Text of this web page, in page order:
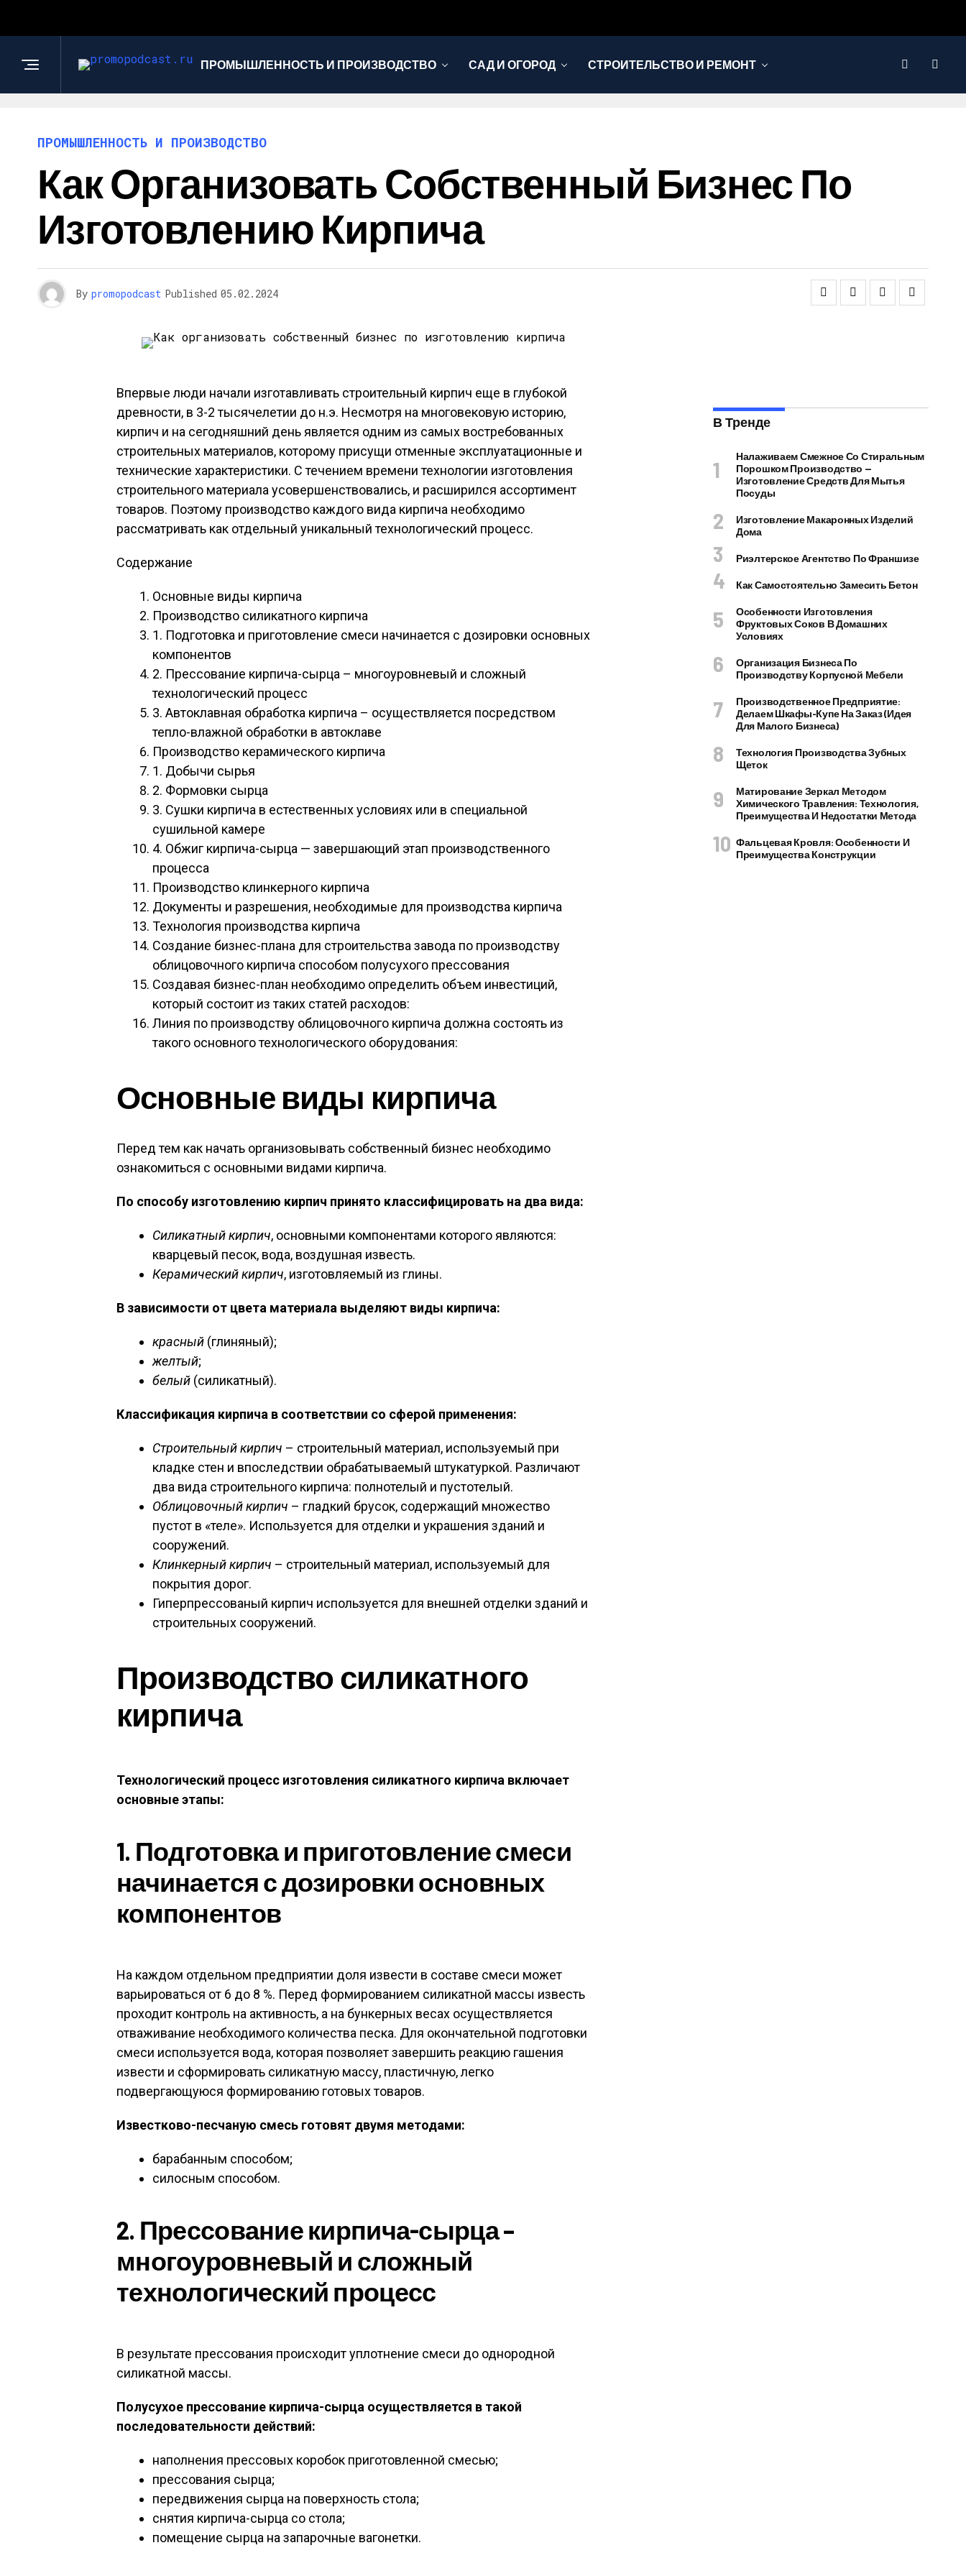
ПРОМЫШЛЕННОСТЬ И ПРОИЗВОДСТВО САД И ОГОРОД СТРОИТЕЛЬСТВО И РЕМОНТ
ПРОМЫШЛЕННОСТЬ И ПРОИЗВОДСТВО
Как Организовать Собственный Бизнес По
Изготовлению Кирпича
By promopodcast Published 05.02.2024
Впервые люди начали изготавливать строительный кирпич еще в глубокой
древности, в 3-2 тысячелетии до н.э. Несмотря на многовековую историю,
кирпич и на сегодняшний день является одним из самых востребованных
строительных материалов, которому присущи отменные эксплуатационные и
технические характеристики. С течением времени технологии изготовления
строительного материала усовершенствовались, и расширился ассортимент
товаров. Поэтому производство каждого вида кирпича необходимо
рассматривать как отдельный уникальный технологический процесс.
Содержание
Основные виды кирпича
Производство силикатного кирпича
1. Подготовка и приготовление смеси начинается с дозировки основных
компонентов
2. Прессование кирпича-сырца – многоуровневый и сложный
технологический процесс
3. Автоклавная обработка кирпича – осуществляется посредством
тепло-влажной обработки в автоклаве
Производство керамического кирпича
1. Добычи сырья
2. Формовки сырца
3. Сушки кирпича в естественных условиях или в специальной
сушильной камере
4. Обжиг кирпича-сырца — завершающий этап производственного
процесса
Производство клинкерного кирпича
Документы и разрешения, необходимые для производства кирпича
Технология производства кирпича
Создание бизнес-плана для строительства завода по производству
облицовочного кирпича способом полусухого прессования
Создавая бизнес-план необходимо определить объем инвестиций,
который состоит из таких статей расходов:
Линия по производству облицовочного кирпича должна состоять из
такого основного технологического оборудования:
Основные виды кирпича
Перед тем как начать организовывать собственный бизнес необходимо
ознакомиться с основными видами кирпича.
По способу изготовлению кирпич принято классифицировать на два вида:
Силикатный кирпич, основными компонентами которого являются:
кварцевый песок, вода, воздушная известь.
Керамический кирпич, изготовляемый из глины.
В зависимости от цвета материала выделяют виды кирпича:
красный (глиняный);
желтый;
белый (силикатный).
Классификация кирпича в соответствии со сферой применения:
Строительный кирпич – строительный материал, используемый при
кладке стен и впоследствии обрабатываемый штукатуркой. Различают
два вида строительного кирпича: полнотелый и пустотелый.
Облицовочный кирпич – гладкий брусок, содержащий множество
пустот в «теле». Используется для отделки и украшения зданий и
сооружений.
Клинкерный кирпич – строительный материал, используемый для
покрытия дорог.
Гиперпрессованый кирпич используется для внешней отделки зданий и
строительных сооружений.
Производство силикатного
кирпича
Технологический процесс изготовления силикатного кирпича включает
основные этапы:
1. Подготовка и приготовление смеси
начинается с дозировки основных
компонентов
На каждом отдельном предприятии доля извести в составе смеси может
варьироваться от 6 до 8 %. Перед формированием силикатной массы известь
проходит контроль на активность, а на бункерных весах осуществляется
отваживание необходимого количества песка. Для окончательной подготовки
смеси используется вода, которая позволяет завершить реакцию гашения
извести и сформировать силикатную массу, пластичную, легко
подвергающуюся формированию готовых товаров.
Известково-песчаную смесь готовят двумя методами:
барабанным способом;
силосным способом.
2. Прессование кирпича-сырца –
многоуровневый и сложный
технологический процесс
В результате прессования происходит уплотнение смеси до однородной
силикатной массы.
Полусухое прессование кирпича-сырца осуществляется в такой
последовательности действий:
наполнения прессовых коробок приготовленной смесью;
прессования сырца;
передвижения сырца на поверхность стола;
снятия кирпича-сырца со стола;
помещение сырца на запарочные вагонетки.
В Тренде
Налаживаем Смежное Со Стиральным
Порошком Производство —
Изготовление Средств Для Мытья
Посуды
Изготовление Макаронных Изделий
Дома
Риэлтерское Агентство По Франшизе
Как Самостоятельно Замесить Бетон
Особенности Изготовления
Фруктовых Соков В Домашних
Условиях
Организация Бизнеса По
Производству Корпусной Мебели
Производственное Предприятие:
Делаем Шкафы-Купе На Заказ (идея
Для Малого Бизнеса)
Технология Производства Зубных
Щеток
Матирование Зеркал Методом
Химического Травления: Технология,
Преимущества И Недостатки Метода
Фальцевая Кровля: Особенности И
Преимущества Конструкции